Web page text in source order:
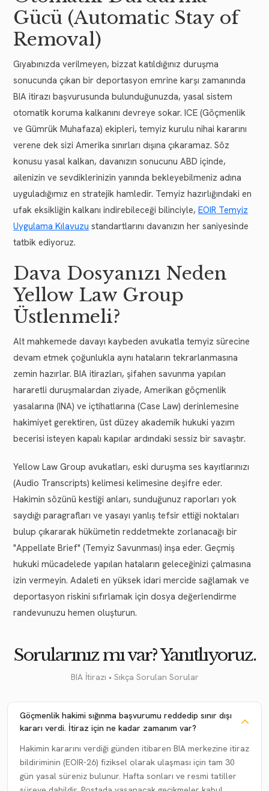
Gücü (Automatic Stay of
Removal)
Gıyabınızda verilmeyen, bizzat katıldığınız duruşma
sonucunda çıkan bir deportasyon emrine karşı zamanında
BIA itirazı başvurusunda bulunduğunuzda, yasal sistem
otomatik koruma kalkanını devreye sokar. ICE (Göçmenlik
ve Gümrük Muhafaza) ekipleri, temyiz kurulu nihai kararını
verene dek sizi Amerika sınırları dışına çıkaramaz. Söz
konusu yasal kalkan, davanızın sonucunu ABD içinde,
ailenizin ve sevdiklerinizin yanında bekleyebilmeniz adına
uyguladığımız en stratejik hamledir. Temyiz hazırlığındaki en
ufak eksikliğin kalkanı indirebileceği bilinciyle, EOIR Temyiz
Uygulama Kılavuzu standartlarını davanızın her saniyesinde
tatbik ediyoruz.
Dava Dosyanızı Neden
Yellow Law Group
Üstlenmeli?
Alt mahkemede davayı kaybeden avukatla temyiz sürecine
devam etmek çoğunlukla aynı hataların tekrarlanmasına
zemin hazırlar. BIA itirazları, şifahen savunma yapılan
hararetli duruşmalardan ziyade, Amerikan göçmenlik
yasalarına (INA) ve içtihatlarına (Case Law) derinlemesine
hakimiyet gerektiren, üst düzey akademik hukuki yazım
becerisi isteyen kapalı kapılar ardındaki sessiz bir savaştır.
Yellow Law Group avukatları, eski duruşma ses kayıtlarınızı
(Audio Transcripts) kelimesi kelimesine deşifre eder.
Hakimin sözünü kestiği anları, sunduğunuz raporları yok
saydığı paragrafları ve yasayı yanlış tefsir ettiği noktaları
bulup çıkararak hükümetin reddetmekte zorlanacağı bir
"Appellate Brief" (Temyiz Savunması) inşa eder. Geçmiş
hukuki mücadelede yapılan hataların geleceğinizi çalmasına
izin vermeyin. Adaleti en yüksek idari mercide sağlamak ve
deportasyon riskini sıfırlamak için dosya değerlendirme
randevunuzu hemen oluşturun.
Sorularınız mı var? Yanıtlıyoruz.
BIA İtirazı • Sıkça Sorulan Sorular
Göçmenlik hakimi sığınma başvurumu reddedip sınır dışı
kararı verdi. İtiraz için ne kadar zamanım var?
Hakimin kararını verdiği günden itibaren BIA merkezine itiraz
bildiriminin (EOIR-26) fiziksel olarak ulaşması için tam 30
gün yasal süreniz bulunur. Hafta sonları ve resmi tatiller